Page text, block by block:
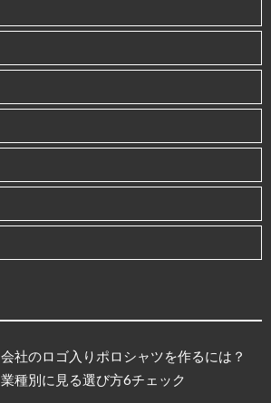
会社のロゴ入りポロシャツを作るには？
業種別に見る選び方6チェック